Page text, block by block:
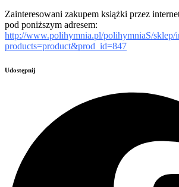
Zainteresowani zakupem książki przez
pod poniższym adresem:
http://www.polihymnia.pl/polihymniaS/sklep/
products=product&prod_id=847
Udostępnij